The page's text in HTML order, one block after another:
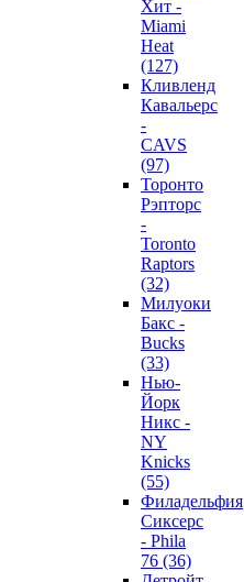
Хит -
Miami
Heat
(127)
Кливленд
Кавальерс
-
CAVS
(97)
Торонто
Рэпторс
-
Toronto
Raptors
(32)
Милуоки
Бакс -
Bucks
(33)
Нью-
Йорк
Никс -
NY
Knicks
(55)
Филадельфия
Сиксерс
- Phila
76 (36)